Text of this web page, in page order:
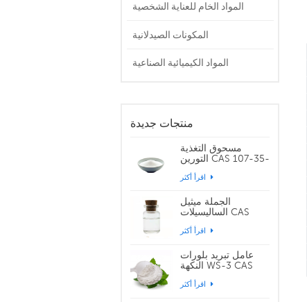
المواد الخام للعناية الشخصية
المكونات الصيدلانية
المواد الكيميائية الصناعية
منتجات جديدة
مسحوق التغذية
التورين CAS 107-35-
الجملة ميثيل
الساليسيلات CAS
عامل تبريد بلورات
النكهة WS-3 CAS